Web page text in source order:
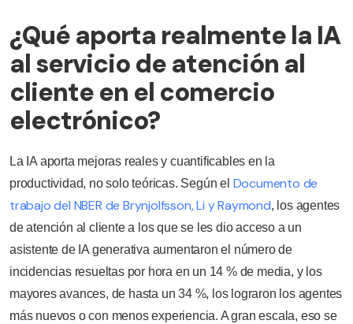
¿Qué aporta realmente la IA
al servicio de atención al
cliente en el comercio
electrónico?
La IA aporta mejoras reales y cuantificables en la
productividad, no solo teóricas. Según el Documento de
trabajo del NBER de Brynjolfsson, Li y Raymond, los agentes
de atención al cliente a los que se les dio acceso a un
asistente de IA generativa aumentaron el número de
incidencias resueltas por hora en un 14 % de media, y los
mayores avances, de hasta un 34 %, los lograron los agentes
más nuevos o con menos experiencia. A gran escala, eso se